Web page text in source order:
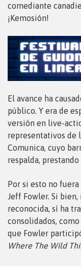
comediante
¡Kemosión!
El avance ha
público. Y era de
versión en live-
representativos de
Comunica, cuyo
respalda,
Por si esto no
Jeff Fowler. Si
reconocida, sí ha
consolidados,
que Fowler
Where The Wild